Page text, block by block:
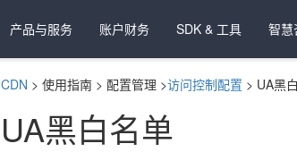
产品与服务 账户财务 SDK & 工具 智慧
CDN > 使用指南 > 配置管理 >访问控制配置 > UA黑
UA黑白名单